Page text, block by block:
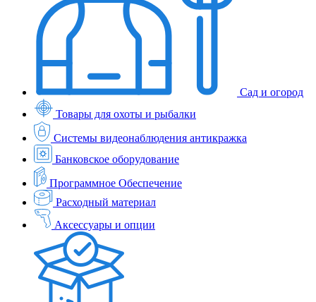
Сад и огород
Товары для охоты и рыбалки
Системы видеонаблюдения антикражка
Банковское оборудование
Программное Обеспечение
Расходный материал
Аксессуары и опции